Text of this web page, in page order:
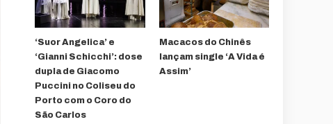
‘Suor Angelica’ e
‘Gianni Schicchi’: dose
dupla de Giacomo
Puccini no Coliseu do
Porto com o Coro do
São Carlos
Macacos do Chinês
lançam single ‘A Vida é
Assim’